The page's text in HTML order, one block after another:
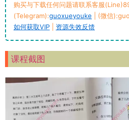
购买与下载任何问题请联系客服
(Telegram):guoxueyouke | (微信
如何获取VIP
资源失效反馈
课程截图